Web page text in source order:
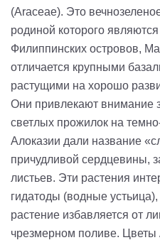
(Araceae). Это
родиной которого
Филиппинских островов,
отличается крупными
растущими на хорошо
Они привлекают внимание
светлых прожилок на
Алоказии дали название
причудливой сердцевины,
листьев. Эти растения
гидатоды (водные
растение избавляется от
чрезмерном поливе. Цветы